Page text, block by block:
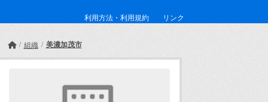
利用方法・利用規約 リンク
組織 美濃加茂市